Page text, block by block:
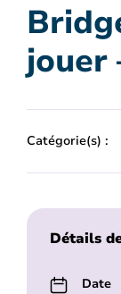
jouer
Catégorie(s) :
Détails
Date